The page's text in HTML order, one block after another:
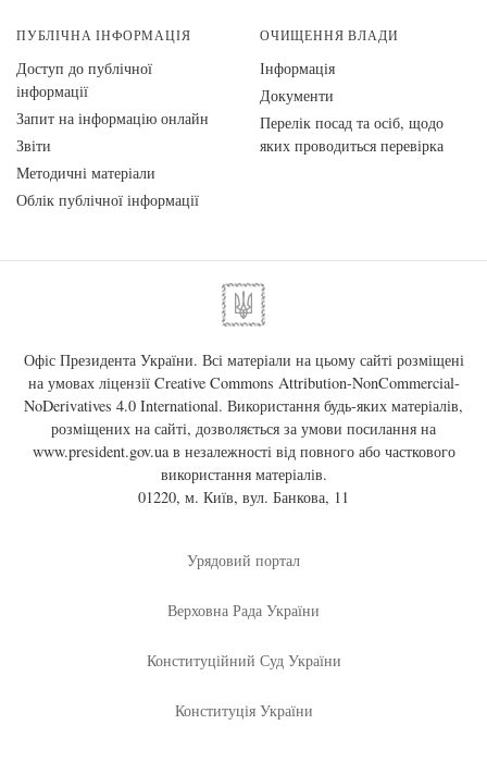
ПУБЛІЧНА ІНФОРМАЦІЯ
Доступ до публічної
інформації
Запит на інформацію онлайн
Звіти
Методичні матеріали
Облік публічної інформації
ОЧИЩЕННЯ ВЛАДИ
Інформація
Документи
Перелік посад та осіб, щодо
яких проводиться перевірка
Офіс Президента України. Всі матеріали на цьому сайті розміщені
на умовах ліцензії Creative Commons Attribution-NonCommercial-
NoDerivatives 4.0 International. Використання будь-яких матеріалів,
розміщених на сайті, дозволяється за умови посилання на
www.president.gov.uaв незалежності від повного або часткового
використання матеріалів.
01220, м. Київ, вул. Банкова, 11
Урядовий портал
Верховна Рада України
Конституційний Суд України
Конституція України